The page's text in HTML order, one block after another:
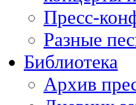
Пресс-
Разные
Библиотека
Архив